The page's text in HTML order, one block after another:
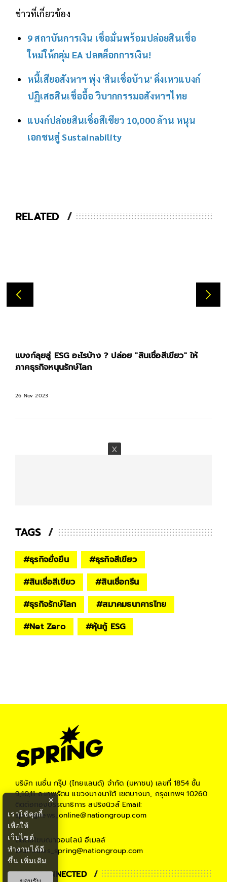
ข่าวที่เกี่ยวข้อง
9 สถาบันการเงิน เชื่อมั่นพร้อมปล่อยสินเชื่อ
ใหม่ให้กลุ่ม EA ปลดล็อกการเงิน!
หนี้เสียอสังหาฯ พุ่ง 'สินเชื่อบ้าน' ดิ่งเหวแบงก์
ปฏิเสธสินเชื่ออื้อ วิบากกรรมอสังหาฯไทย
แบงก์ปล่อยสินเชื่อสีเขียว 10,000 ล้าน หนุน
เอกชนสู่ Sustainability
RELATED
แบงก์ลุยสู่ ESG อะไรบ้าง ? ปล่อย "สินเชื่อสีเขียว" ให้
ภาคธุรกิจหนุนรักษ์โลก
26 Nov 2023
TAGS
#ธุรกิจยั่งยืน #ธุรกิจสีเขียว
#สินเชื่อสีเขียว #สินเชื่อกรีน
#ธุรกิจรักษ์โลก #สมาคมธนาคารไทย
#Net Zero #หุ้นกู้ ESG
บริษัท เนชั่น กรุ๊ป (ไทยแลนด์) จำกัด (มหาชน) เลขที่ 1854 ชั้น
9,10,11 ถ.เทพรัตน แขวงบางนาใต้ เขตบางนา, กรุงเทพฯ 10260
ติดต่อกองบรรณาธิการ สปริงนิวส์Email:
springnews_online@nationgroup.com
ติดต่อโฆษณาออนไลน์ อีเมลล์
teamsales_spring@nationgroup.com
STAY CONNECTED
×
เราใช้คุกกี้
เพื่อให้
เว็บไซต์
ทำงานได้ดี
ขึ้น เพิ่มเติม